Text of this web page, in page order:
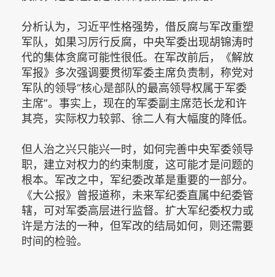
分析认为，习近平性格强势，借反腐与军改重塑
军队，如果习厉行反腐，中央军委出现胡锦涛时
代的集体贪腐可能性很低。在军改前后，《解放
军报》多次强调要贯彻军委主席负责制，称党对
军队的领导“核心是部队的最高领导权属于军委
主席”。事实上，现在的军委副主席范长龙和许
其亮，实际权力较郭、徐二人有大幅度的降低。
但人治之兴只能兴一时，如何完善中央军委领导
职，建立对权力的约束制度，这可能才是问题的
根本。军改之中，军纪委改革是重要的一部分。
《大公报》曾报道称，未来军纪委直属中纪委管
辖，可对军委高层进行监督。扩大军纪委权力或
许是方法的一种，但军改的结局如何，则还需要
时间的检验。